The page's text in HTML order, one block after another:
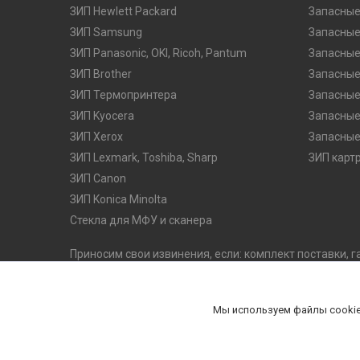
ЗИП Hewlett Packard
ЗИП Samsung
ЗИП Panasonic, OKI, Ricoh, Pantum
ЗИП Brother
ЗИП Термопринтера
ЗИП Kyocera
ЗИП Xerox
ЗИП Lexmark, Toshiba, Sharp
ЗИП Canon
ЗИП Konica Minolta
Стекла для МФУ и сканера
ЗИП
Приносим свои извинения, если: комплект поставки,
его потребительских качеств, без
Мы используем файлы